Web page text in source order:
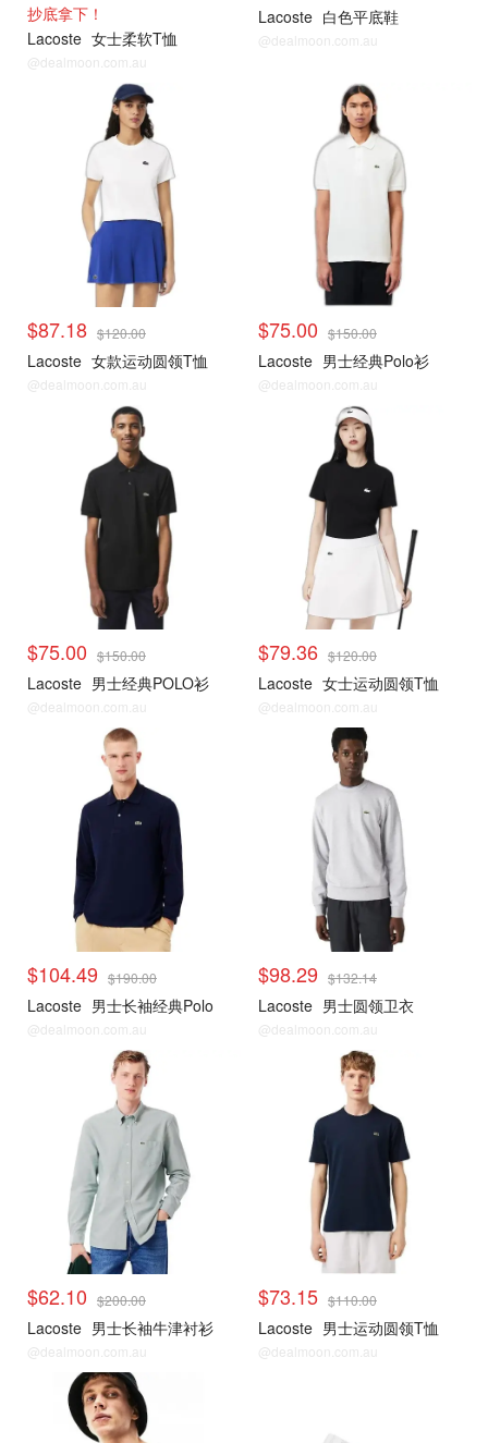
抄底拿下！
Lacoste 女士柔软T恤
@dealmoon.com.au
Lacoste 白色平底鞋
@dealmoon.com.au
$87.18 $120.00
Lacoste 女款运动圆领T恤
@dealmoon.com.au
$75.00 $150.00
Lacoste 男士经典Polo衫
@dealmoon.com.au
$75.00 $150.00
Lacoste 男士经典POLO衫
@dealmoon.com.au
$79.36 $120.00
Lacoste 女士运动圆领T恤
@dealmoon.com.au
$104.49 $190.00
Lacoste 男士长袖经典Polo
@dealmoon.com.au
$98.29 $132.14
Lacoste 男士圆领卫衣
@dealmoon.com.au
$62.10 $200.00
Lacoste 男士长袖牛津衬衫
@dealmoon.com.au
$73.15 $110.00
Lacoste 男士运动圆领T恤
@dealmoon.com.au